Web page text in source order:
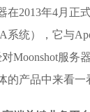
在2013年4月正
系统），它与
Moonshot服务
的产品中来看